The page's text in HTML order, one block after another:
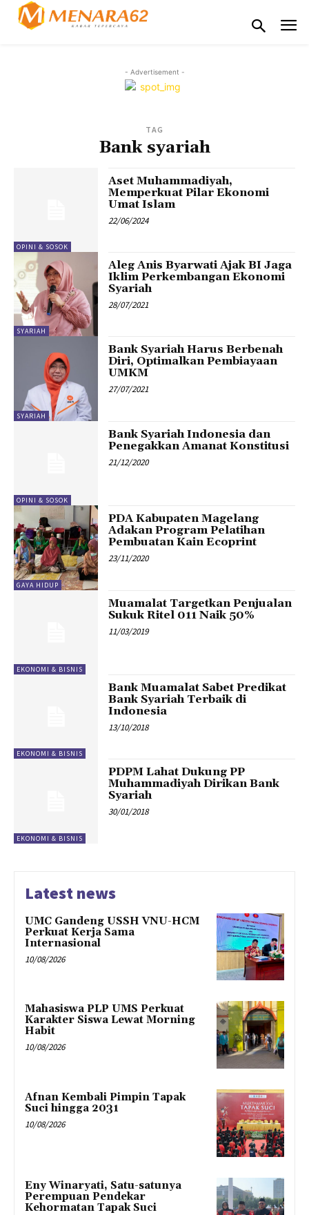
- Advertisement -
TAG
Bank syariah
OPINI & SOSOK
Aset Muhammadiyah,
Memperkuat Pilar Ekonomi
Umat Islam
22/06/2024
SYARIAH
Aleg Anis Byarwati Ajak BI Jaga
Iklim Perkembangan Ekonomi
Syariah
28/07/2021
SYARIAH
Bank Syariah Harus Berbenah
Diri, Optimalkan Pembiayaan
UMKM
27/07/2021
OPINI & SOSOK
Bank Syariah Indonesia dan
Penegakkan Amanat Konstitusi
21/12/2020
GAYA HIDUP
PDA Kabupaten Magelang
Adakan Program Pelatihan
Pembuatan Kain Ecoprint
23/11/2020
EKONOMI & BISNIS
Muamalat Targetkan Penjualan
Sukuk Ritel 011 Naik 50%
11/03/2019
EKONOMI & BISNIS
Bank Muamalat Sabet Predikat
Bank Syariah Terbaik di
Indonesia
13/10/2018
EKONOMI & BISNIS
PDPM Lahat Dukung PP
Muhammadiyah Dirikan Bank
Syariah
30/01/2018
Latest news
UMC Gandeng USSH VNU-HCM
Perkuat Kerja Sama
Internasional
10/08/2026
Mahasiswa PLP UMS Perkuat
Karakter Siswa Lewat Morning
Habit
10/08/2026
Afnan Kembali Pimpin Tapak
Suci hingga 2031
10/08/2026
Eny Winaryati, Satu-satunya
Perempuan Pendekar
Kehormatan Tapak Suci